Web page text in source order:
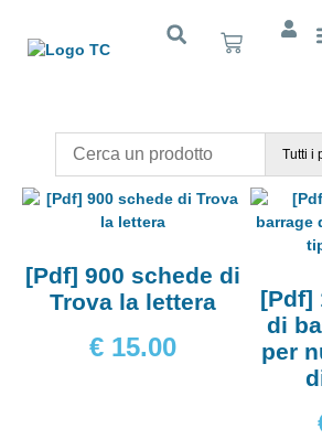
Tutti i
[Pdf] 900 schede di
Trova la lettera
€ 15.00
[Pdf]
di
per